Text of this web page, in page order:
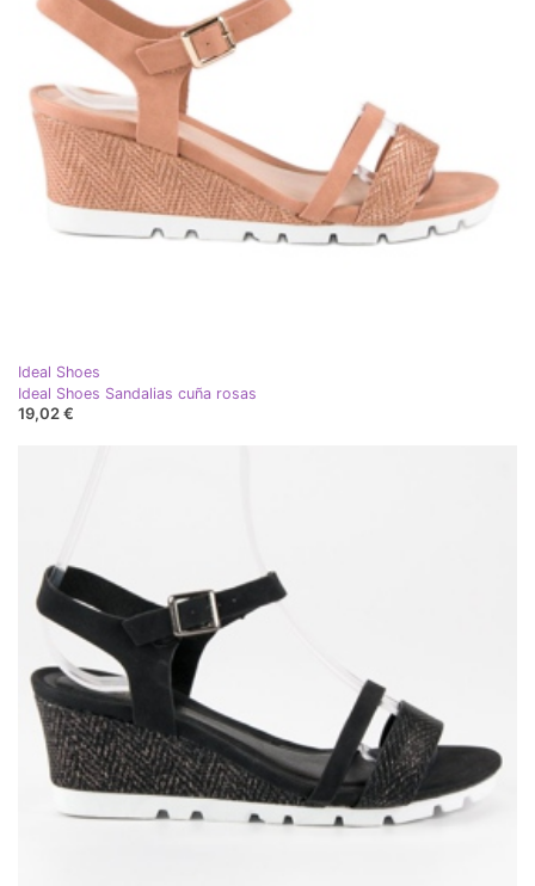
Ideal Shoes
Ideal Shoes Sandalias cuña rosas
19,02 €